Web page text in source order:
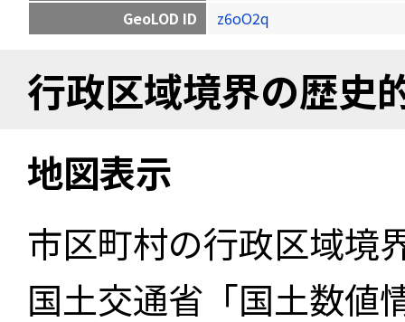
GeoLOD ID
z6oO2q
行政区域境界の歴史
地図表示
市区町村の行政区域境
国土交通省「国土数値